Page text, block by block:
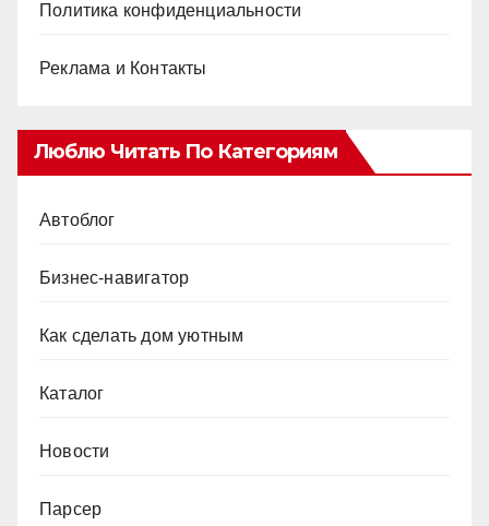
Политика конфиденциальности
Реклама и Контакты
Люблю Читать По Категориям
Автоблог
Бизнес-навигатор
Как сделать дом уютным
Каталог
Новости
Парсер